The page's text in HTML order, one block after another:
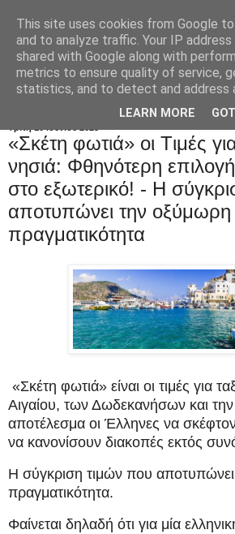
«Σκέτη φωτιά» οι Tιμές
νησιά: Φθηνότερη επιλογή
στο εξωτερικό! - Η
αποτυπώνει την οξύμωρη
πραγματικότητα
«Σκέτη φωτιά» είναι οι τιμές για
Αιγαίου, των Δωδεκανήσων και
αποτέλεσμα οι Έλληνες να
να κανονίσουν διακοπές εκτός
Η σύγκριση τιμών που
πραγματικότητα.
Φαίνεται δηλαδή ότι για μία
This site uses cookies from Google
and to analyze traffic. Your IP
shared with Google along with
metrics to ensure quality of service,
statistics, and to detect and address
LEARN MORE